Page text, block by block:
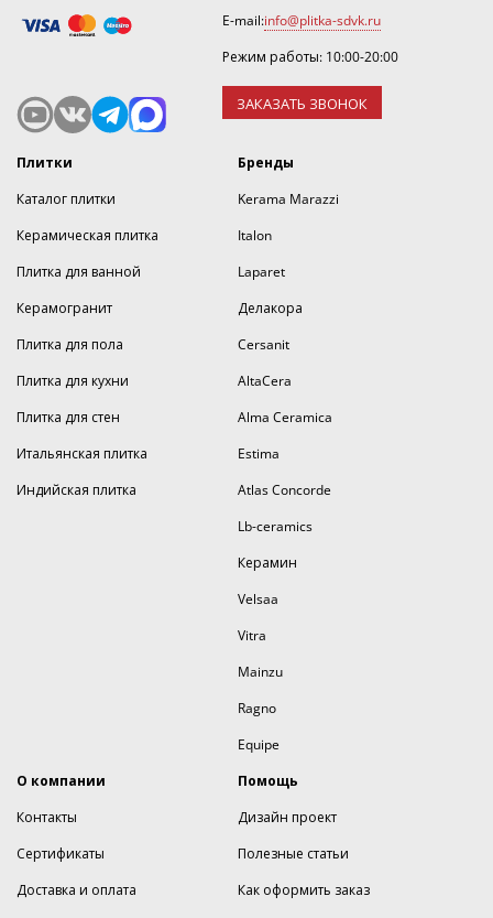
E-mail:info@plitka-sdvk.ru
Режим работы: 10:00-20:00
ЗАКАЗАТЬ ЗВОНОК
Плитки
Каталог плитки
Керамическая плитка
Плитка для ванной
Керамогранит
Плитка для пола
Плитка для кухни
Плитка для стен
Итальянская плитка
Индийская плитка
Бренды
Kerama Marazzi
Italon
Laparet
Делакора
Cersanit
AltaCera
Alma Ceramica
Estima
Atlas Concorde
Lb-ceramics
Керамин
Velsaa
Vitra
Mainzu
Ragno
Equipe
О компании
Контакты
Сертификаты
Доставка и оплата
Помощь
Дизайн проект
Полезные статьи
Как оформить заказ